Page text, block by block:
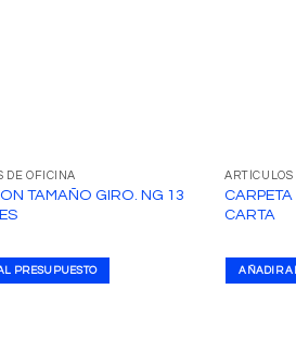
DE OFICINA
TAMAÑO GIRO. NG 13
PRESUPUESTO
ARTÍCULOS
CARTA
AÑADIR